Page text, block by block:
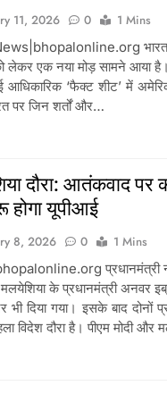
11, 2026 0
1 Mins
भारत
लेकर एक नया मोड़ सामने आया
आधिकारिक ‘फैक्ट शीट’ में
पर जिन शर्तों और…
दौरा: आतंकवाद
होगा यूपीआई
8, 2026 0
1 Mins
प्रधानमंत्री
के प्रधानमंत्री अनवर
गया। इसके बाद दोनों
विदेश दौरा है। पीएम मोदी और